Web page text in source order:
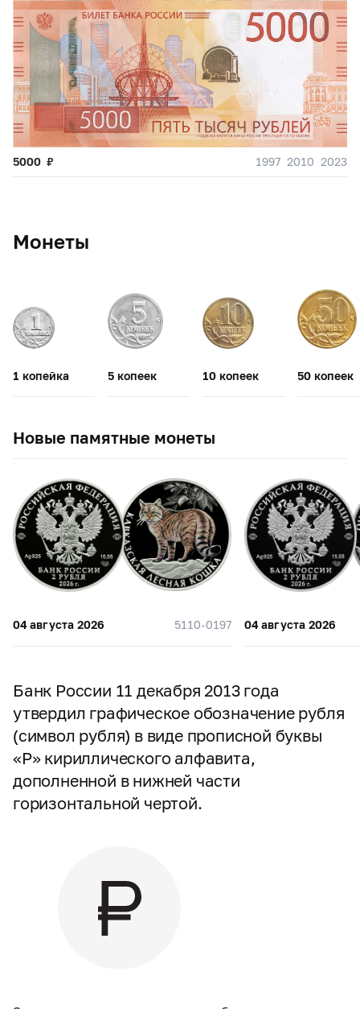
5000 ₽ 1997 2010 2023
Монеты
1 копейка 5 копеек 10 копеек 50 копеек
Новые памятные монеты
04 августа 2026 5110-0197 04 августа 2026
Банк России 11 декабря 2013 года
утвердил графическое обозначение рубля
(символ рубля) в виде прописной буквы
«Р» кириллического алфавита,
дополненной в нижней части
горизонтальной чертой.